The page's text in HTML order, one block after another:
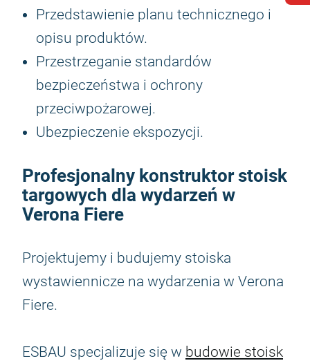
Przedstawienie planu technicznego i
opisu produktów.
Przestrzeganie standardów
bezpieczeństwa i ochrony
przeciwpożarowej.
Ubezpieczenie ekspozycji.
Profesjonalny konstruktor stoisk
targowych dla wydarzeń w
Verona Fiere
Projektujemy i budujemy stoiska
wystawiennicze na wydarzenia w Verona
Fiere.
ESBAU specjalizuje się w budowie stoisk